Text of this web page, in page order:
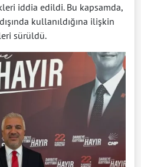
iddia edildi. Bu kapsamda,
kullanıldığına ilişkin
sürüldü.